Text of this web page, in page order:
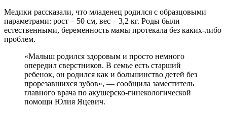
Медики рассказали, что младенец родился с образцовыми
параметрами: рост – 50 см, вес – 3,2 кг. Роды были
естественными, беременность мамы протекала без каких-либо
проблем.
«Малыш родился здоровым и просто немного
опередил сверстников. В семье есть старший
ребенок, он родился как и большинство детей без
прорезавшихся зубов», — сообщила заместитель
главного врача по акушерско-гинекологической
помощи Юлия Яцевич.